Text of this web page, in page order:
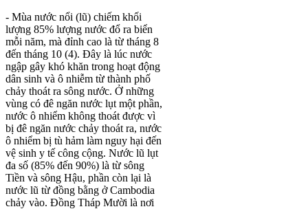
- Mùa nước nổi (lũ) chiếm khối
lượng 85% lượng nước đổ ra biển
mỗi năm, mà đỉnh cao là từ tháng 8
đến tháng 10 (4). Đây là lúc nước
ngập gây khó khăn trong hoạt động
dân sinh và ô nhiễm từ thành phố
chảy thoát ra sông nước. Ở những
vùng có đê ngăn nước lụt một phần,
nước ô nhiểm không thoát được vì
bị đê ngăn nước chảy thoát ra, nước
ô nhiểm bị tù hảm làm nguy hại đến
vệ sinh y tế công cộng. Nước lũ lụt
đa số (85% đến 90%) là từ sông
Tiền và sông Hậu, phần còn lại là
nước lũ từ đồng bằng ở Cambodia
chảy vào. Đồng Tháp Mười là nơi